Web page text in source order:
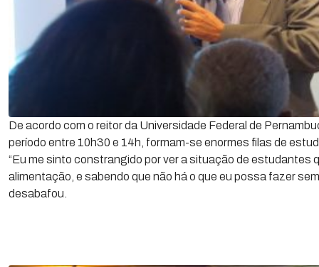
De acordo com o reitor da Universidade Federal de
período entre 10h30 e 14h, formam-se enormes filas de
“Eu me sinto constrangido por ver a situação de estudantes
alimentação, e sabendo que não há o que eu possa fazer
desabafou.